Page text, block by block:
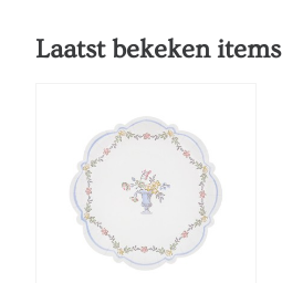
Laatst bekeken items